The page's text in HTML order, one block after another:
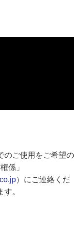
のご使用をご希望の
係」
）にご連絡くだ
。